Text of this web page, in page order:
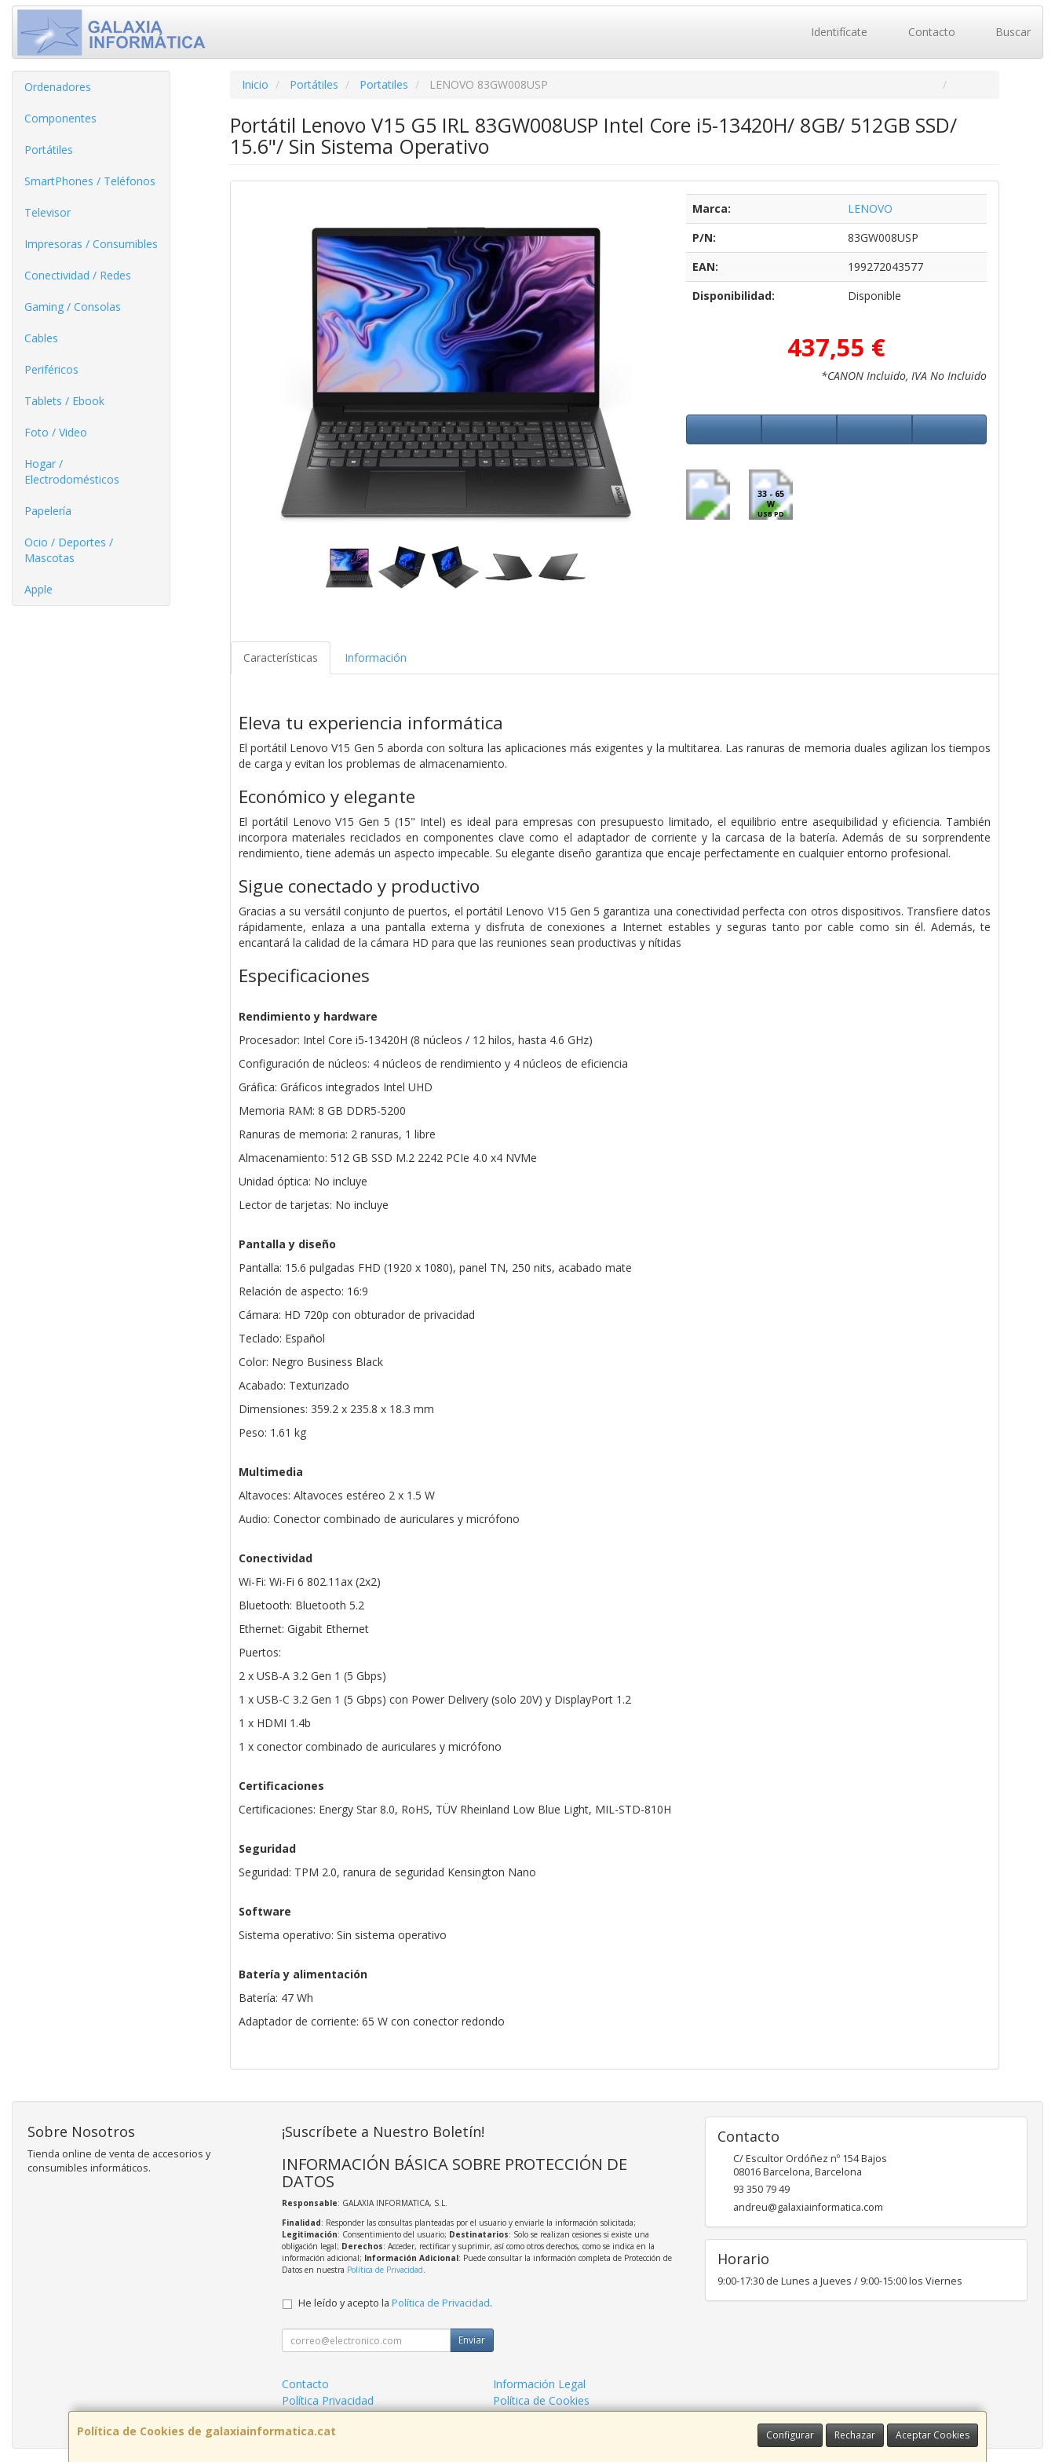
Identifícate Contacto Buscar
Ordenadores
Componentes
Portátiles
SmartPhones / Teléfonos
Televisor
Impresoras / Consumibles
Conectividad / Redes
Gaming / Consolas
Cables
Periféricos
Tablets / Ebook
Foto / Video
Hogar /
Electrodomésticos
Papelería
Ocio / Deportes /
Mascotas
Apple
Inicio Portátiles Portatiles LENOVO 83GW008USP
Portátil Lenovo V15 G5 IRL 83GW008USP Intel Core i5-13420H/ 8GB/ 512GB SSD/
15.6"/ Sin Sistema Operativo
Marca:
LENOVO
P/N:
83GW008USP
EAN:
199272043577
Disponibilidad:
Disponible
437,55 €
*CANON Incluido, IVA No Incluido
33 - 65
W
USB PD
Características Información
Eleva tu experiencia informática
El portátil Lenovo V15 Gen 5 aborda con soltura las aplicaciones más exigentes y la multitarea. Las ranuras de memoria duales agilizan los tiempos
de carga y evitan los problemas de almacenamiento.
Económico y elegante
El portátil Lenovo V15 Gen 5 (15" Intel) es ideal para empresas con presupuesto limitado, el equilibrio entre asequibilidad y eficiencia. También
incorpora materiales reciclados en componentes clave como el adaptador de corriente y la carcasa de la batería. Además de su sorprendente
rendimiento, tiene además un aspecto impecable. Su elegante diseño garantiza que encaje perfectamente en cualquier entorno profesional.
Sigue conectado y productivo
Gracias a su versátil conjunto de puertos, el portátil Lenovo V15 Gen 5 garantiza una conectividad perfecta con otros dispositivos. Transfiere datos
rápidamente, enlaza a una pantalla externa y disfruta de conexiones a Internet estables y seguras tanto por cable como sin él. Además, te
encantará la calidad de la cámara HD para que las reuniones sean productivas y nítidas
Especificaciones
Rendimiento y hardware
Procesador: Intel Core i5-13420H (8 núcleos / 12 hilos, hasta 4.6 GHz)
Configuración de núcleos: 4 núcleos de rendimiento y 4 núcleos de eficiencia
Gráfica: Gráficos integrados Intel UHD
Memoria RAM: 8 GB DDR5-5200
Ranuras de memoria: 2 ranuras, 1 libre
Almacenamiento: 512 GB SSD M.2 2242 PCIe 4.0 x4 NVMe
Unidad óptica: No incluye
Lector de tarjetas: No incluye
Pantalla y diseño
Pantalla: 15.6 pulgadas FHD (1920 x 1080), panel TN, 250 nits, acabado mate
Relación de aspecto: 16:9
Cámara: HD 720p con obturador de privacidad
Teclado: Español
Color: Negro Business Black
Acabado: Texturizado
Dimensiones: 359.2 x 235.8 x 18.3 mm
Peso: 1.61 kg
Multimedia
Altavoces: Altavoces estéreo 2 x 1.5 W
Audio: Conector combinado de auriculares y micrófono
Conectividad
Wi-Fi: Wi-Fi 6 802.11ax (2x2)
Bluetooth: Bluetooth 5.2
Ethernet: Gigabit Ethernet
Puertos:
2 x USB-A 3.2 Gen 1 (5 Gbps)
1 x USB-C 3.2 Gen 1 (5 Gbps) con Power Delivery (solo 20V) y DisplayPort 1.2
1 x HDMI 1.4b
1 x conector combinado de auriculares y micrófono
Certificaciones
Certificaciones: Energy Star 8.0, RoHS, TÜV Rheinland Low Blue Light, MIL-STD-810H
Seguridad
Seguridad: TPM 2.0, ranura de seguridad Kensington Nano
Software
Sistema operativo: Sin sistema operativo
Batería y alimentación
Batería: 47 Wh
Adaptador de corriente: 65 W con conector redondo
Política de Cookies de galaxiainformatica.cat Configurar Rechazar Aceptar Cookies
Sobre Nosotros
Tienda online de venta de accesorios y
consumibles informáticos.
¡Suscríbete a Nuestro Boletín!
INFORMACIÓN BÁSICA SOBRE PROTECCIÓN DE
DATOS
Responsable: GALAXIA INFORMATICA, S.L.
Finalidad: Responder las consultas planteadas por el usuario y enviarle la información solicitada;
Legitimación: Consentimiento del usuario; Destinatarios: Solo se realizan cesiones si existe una
obligación legal; Derechos: Acceder, rectificar y suprimir, así como otros derechos, como se indica en la
información adicional; Información Adicional: Puede consultar la información completa de Protección de
Datos en nuestra Política de Privacidad.
He leído y acepto la Política de Privacidad.
Enviar
Contacto
Información Legal
Política Privacidad
Política de Cookies
Contacto
C/ Escultor Ordóñez nº 154 Bajos
08016Barcelona,Barcelona
93 350 79 49
andreu@galaxiainformatica.com
Horario
9:00-17:30 de Lunes a Jueves / 9:00-15:00 los Viernes